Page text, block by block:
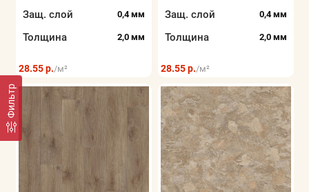
Фильтр
Защ. слой 0,4 мм
Толщина 2,0 мм
28.55 р./м²
Защ. слой 0,4 мм
Толщина 2,0 мм
28.55 р./м²